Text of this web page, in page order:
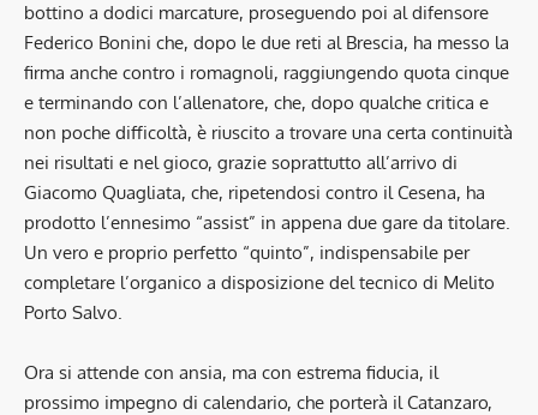
bottino a dodici marcature, proseguendo poi al difensore
Federico Bonini che, dopo le due reti al Brescia, ha messo la
firma anche contro i romagnoli, raggiungendo quota cinque
e terminando con l’allenatore, che, dopo qualche critica e
non poche difficoltà, è riuscito a trovare una certa continuità
nei risultati e nel gioco, grazie soprattutto all’arrivo di
Giacomo Quagliata, che, ripetendosi contro il Cesena, ha
prodotto l’ennesimo “assist” in appena due gare da titolare.
Un vero e proprio perfetto “quinto”, indispensabile per
completare l’organico a disposizione del tecnico di Melito
Porto Salvo.
Ora si attende con ansia, ma con estrema fiducia, il
prossimo impegno di calendario, che porterà il Catanzaro,